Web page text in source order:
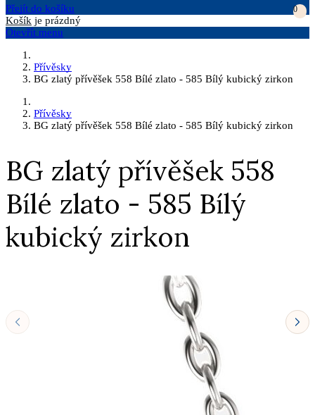
Přejít do košíku
0
Košík je prázdný
Otevřít menu
Přívěsky
BG zlatý přívěšek 558 Bílé zlato - 585 Bílý kubický zirkon
Přívěsky
BG zlatý přívěšek 558 Bílé zlato - 585 Bílý kubický zirkon
BG zlatý přívěšek 558
Bílé zlato - 585 Bílý
kubický zirkon